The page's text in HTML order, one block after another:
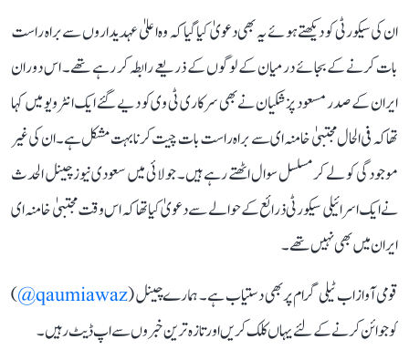
ان کی سیکورٹی کو دیکھتے ہوئے یہ بھی دعویٰ کیا گیا کہ وہ اعلیٰ عہدیداروں سے براہ راست
بات کرنے کے بجائے درمیان کے لوگوں کے ذریعے رابطہ کر رہے تھے۔ اس دوران
ایران کے صدر مسعود پزشکیان نے بھی سرکاری ٹی وی کو دیے گئے ایک انٹرویو میں کہا
تھا کہ فی الحال مجتبیٰ خامنہ ای سے براہ راست بات چیت کرنا بہت مشکل ہے۔ ان کی غیر
موجودگی کو لے کر مسلسل سوال اٹھتے رہے ہیں۔ جولائی میں سعودی نیوز چینل الحدث
نے ایک اسرائیلی سیکورٹی ذرائع کے حوالے سے دعویٰ کیا تھا کہ اس وقت مجتبیٰ خامنہ ای
ایران میں بھی نہیں تھے۔
قومی آواز اب ٹیلی گرام پر بھی دستیاب ہے۔ ہمارے چینل (qaumiawaz@
)
کو جوائن کرنے کے لئے یہاں کلک کریں اور تازہ ترین خبروں سے اپ ڈیٹ رہیں۔